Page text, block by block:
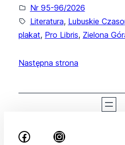
Nr 95-96/2026
Literatura, Lubuskie
plakat, Pro Libris, Zielona
Następna strona